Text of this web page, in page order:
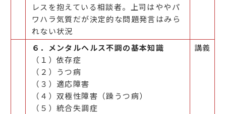
レスを抱えている相談者。上司はややパ
ワハラ気質だが決定的な問題発言はみら
れない状況
６．メンタルヘルス不調の基本知識
（１）依存症
（２）うつ病
（３）適応障害
（４）双極性障害（躁うつ病）
（５）統合失調症
講義